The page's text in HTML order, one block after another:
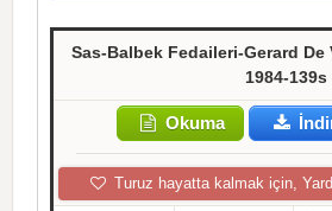
Sas-Balbek Fedaileri-Gerard De
1984-139s
Okuma
Turuz hayatta kalmak için,